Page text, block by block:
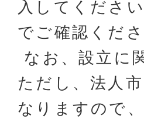
入してくださ
でご確認くだ
なお、設立に
ただし、法人
なりますので